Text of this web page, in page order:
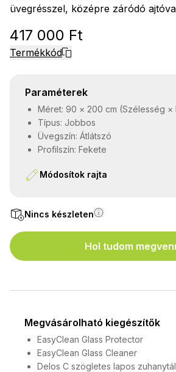
üvegrésszel, középre záródó
417 000 Ft
Termékkód
Paraméterek
Méret: 90 × 200 cm (Szélesség ×
Típus: Jobbos
Üvegszín: Átlátszó
Profilszín: Fekete
Módosítok rajta
Nincs készleten
Hol tudom
Megvásárolható kiegészítők
EasyClean Glass Protector
EasyClean Glass Cleaner
Delos C szögletes lapos